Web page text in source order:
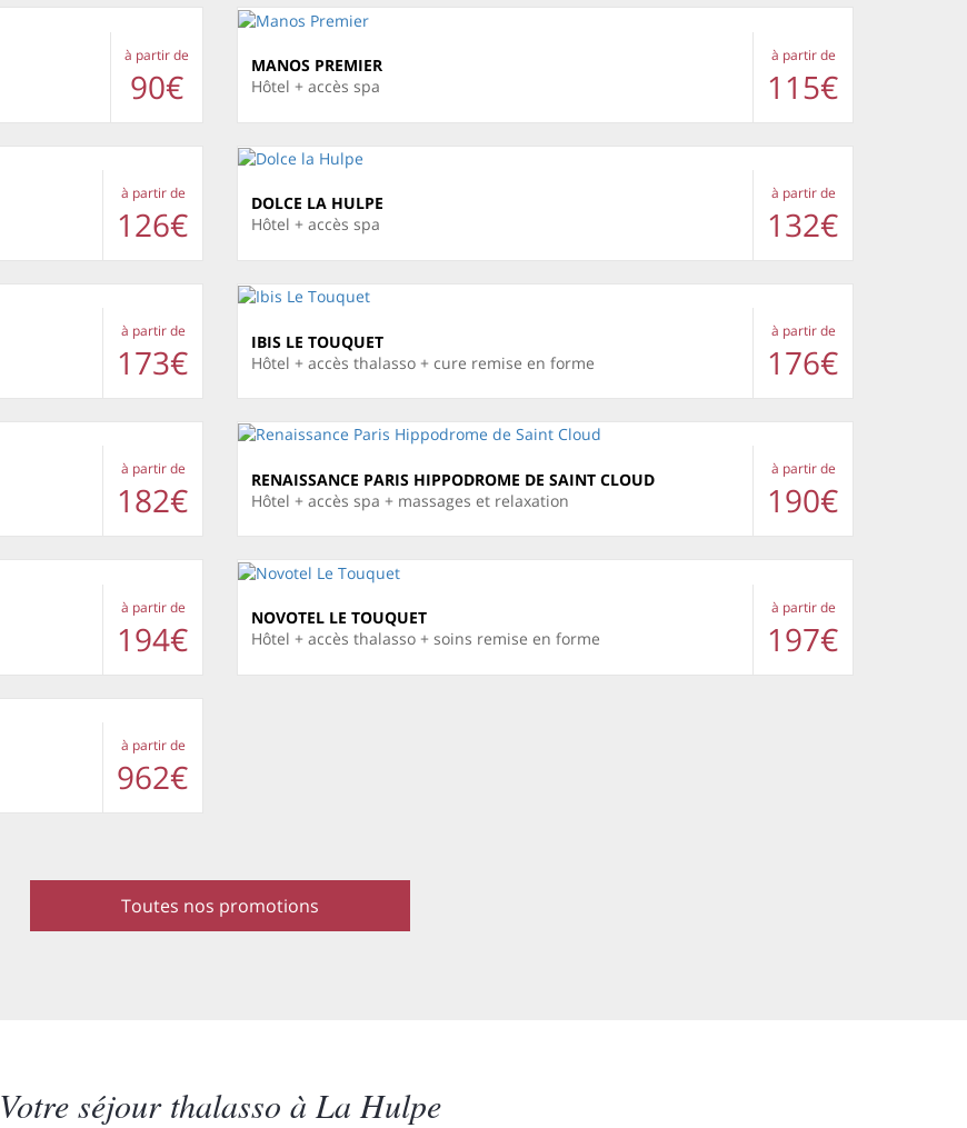
à partir de
90€
MANOS PREMIER
Hôtel + accès spa
à partir de
115€
à partir de
126€
DOLCE LA HULPE
Hôtel + accès spa
à partir de
132€
à partir de
173€
IBIS LE TOUQUET
Hôtel + accès thalasso + cure remise en forme
à partir de
176€
à partir de
182€
RENAISSANCE PARIS HIPPODROME DE SAINT CLOUD
Hôtel + accès spa + massages et relaxation
à partir de
190€
à partir de
194€
NOVOTEL LE TOUQUET
Hôtel + accès thalasso + soins remise en forme
à partir de
197€
à partir de
962€
Toutes nos promotions
Votre séjour thalasso à La Hulpe